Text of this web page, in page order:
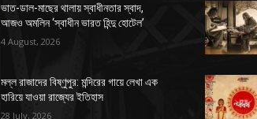
ভাত-ডাল-মাছের থালায় স্বাধীনতার স্বাদ,
আজও অমলিন ‘স্বাধীন ভারত হিন্দু হোটেল’
4 August, 2026
মল্ল রাজাদের বিষ্ণুপুর: মন্দিরের গায়ে লেখা এক
হারিয়ে যাওয়া রাজ্যের ইতিহাস
28 July, 2026